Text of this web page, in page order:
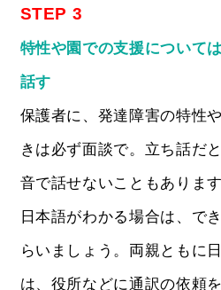
STEP 3
特性や園での支援について
話す
保護者に、発達障害の特性
きは必ず面談で。立ち話だ
音で話せないこともありま
日本語がわかる場合は、で
らいましょう。両親ともに
は、役所などに通訳の依頼